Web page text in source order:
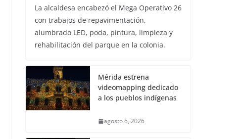
La alcaldesa encabezó el Mega Operativo 26
con trabajos de repavimentación,
alumbrado LED, poda, pintura, limpieza y
rehabilitación del parque en la colonia.
Mérida estrena
videomapping dedicado
a los pueblos indígenas
agosto 6, 2026